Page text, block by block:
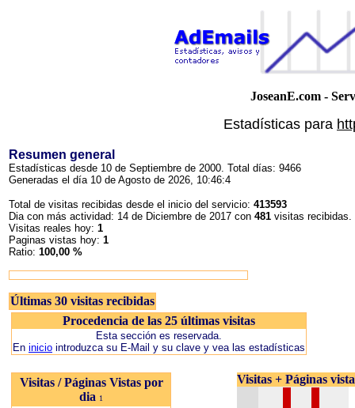
JoseanE.com -
Estadísticas para
Resumen general
Estadísticas desde 10 de Septiembre de 2000. Total días: 9466
Generadas el día 10 de Agosto de 2026, 10:46:4
Total de visitas recibidas desde el inicio del servicio: 413593
Dia con más actividad: 14 de Diciembre de 2017 con 481 visitas recibidas.
Visitas reales hoy: 1
Paginas vistas hoy: 1
Ratio: 100,00 %
Últimas 30 visitas recibidas
Procedencia de las 25 últimas visitas
Esta sección es reservada.
En inicio introduzca su E-Mail y su clave y vea las estadísticas
Visitas / Páginas Vistas por
dia 1
Visitas + Páginas